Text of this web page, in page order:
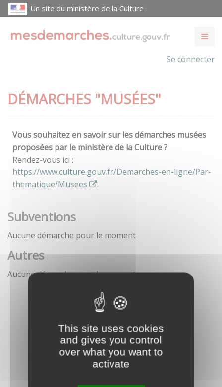
This site uses cookies
and gives you control
over what you want to
activate
Un site du ministère de la Culture
Se connecter
DÉMARCHES "MUSÉES"
Vous souhaitez en savoir sur les démarches musées
proposées par le ministère de la Culture ?
Rendez-vous ici :
https://www.culture.gouv.fr/Demarches-en-ligne/Par-
thematique/Musees
.
Subventions
Aucune démarche pour le moment
Autres
Aucune démarche pour le moment